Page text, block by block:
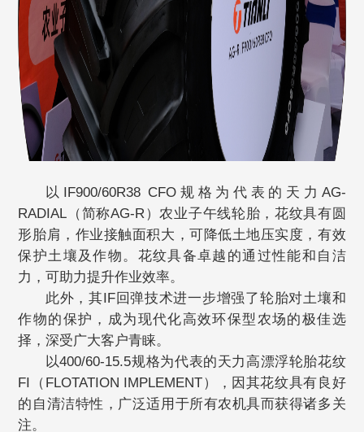
以IF900/60R38 CFO规格为代表的天力AG-
RADIAL（简称AG-R）农业子午线轮胎，花纹具有圆
形胎肩，作业接触面积大，可降低土地压实度，有效
保护土壤及作物。花纹具备卓越的通过性能和自洁
力，可助力提升作业效率。
此外，其IF回弹技术进一步增强了轮胎对土壤和
作物的保护，成为现代化高效环保型农场的极佳选
择，深受广大客户青睐。
以400/60-15.5规格为代表的天力高漂浮轮胎花纹
FI（FLOTATION IMPLEMENT），因其花纹具有良好
的自清洁特性，广泛适用于所有农机具而获得诸多关
注。